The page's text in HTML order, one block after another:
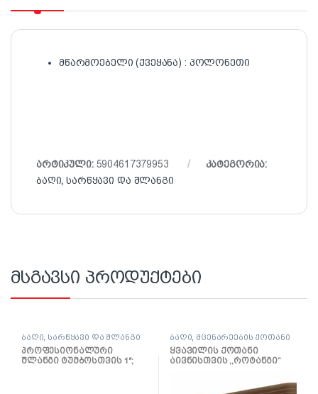
მწარმოებელი (ქვეყანა) : პოლონეთი
არტიკული: 5904617379953
კატეგორია:
ბაღი,სარწყავი და შლანგი
მსგავსი პროდუქტები
ბაღი სარწყავი და შლანგი
პროფესიონალური
შლანგი ტუმბოსთვის 1″;
ბაღი მცენარეების ქოთანი
ყვავილის ქოთანი
აივნისთვის ,,როტანგი”